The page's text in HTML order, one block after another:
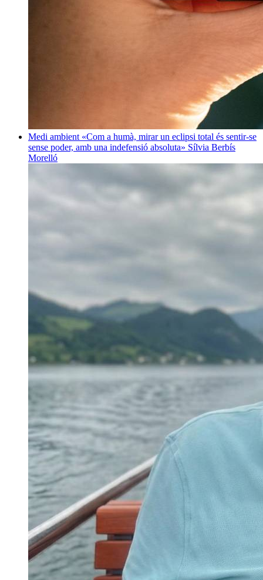
Medi ambient «Com a humà, mirar un eclipsi total és sentir-se
sense poder, amb una indefensió absoluta» Sílvia Berbís
Morelló